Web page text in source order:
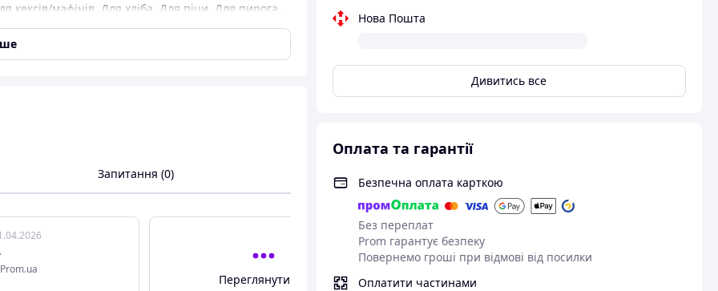
Нова Пошта
Дивитись все
Оплата та гарантії
Безпечна оплата карткою
Без переплат
Prom гарантує безпеку
Повернемо гроші при відмові від посилки
Оплатити частинами
кексів/мафінів Для хліба Для піци Для пирога
,Для пасхи/паски,Для птиці,Для м'яса
Запитання (0)
Переглянути всі